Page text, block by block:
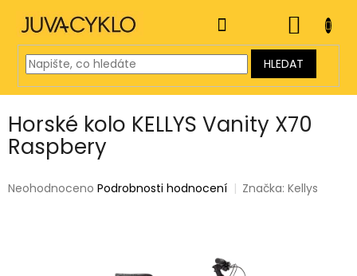
obsah
HLEDAT
KOŠÍK
Horské kolo KELLYS Vanity X70
Raspbery
Průměrné
Neohodnoceno Podrobnosti hodnocení Značka:Kellys